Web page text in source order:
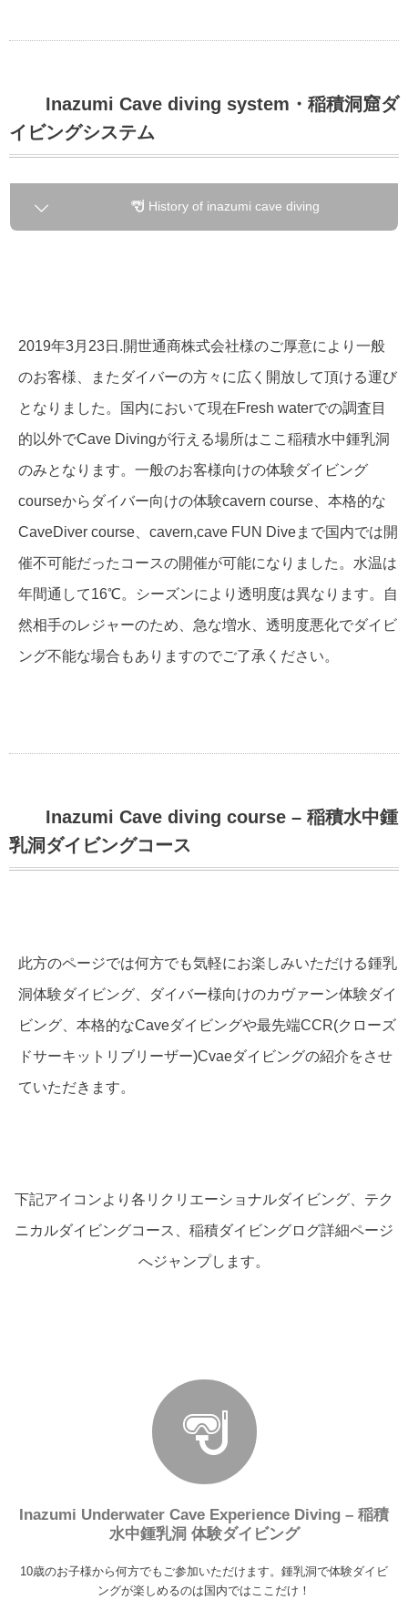
Inazumi Cave diving system・稲積洞窟ダ
イビングシステム
History of inazumi cave diving
2019年3月23日.開世通商株式会社様のご厚意により一般
のお客様、またダイバーの方々に広く開放して頂ける運び
となりました。国内において現在Fresh waterでの調査目
的以外でCave Divingが行える場所はここ稲積水中鍾乳洞
のみとなります。一般のお客様向けの体験ダイビング
courseからダイバー向けの体験cavern course、本格的な
CaveDiver course、cavern,cave FUN Diveまで国内では開
催不可能だったコースの開催が可能になりました。水温は
年間通して16℃。シーズンにより透明度は異なります。自
然相手のレジャーのため、急な増水、透明度悪化でダイビ
ング不能な場合もありますのでご了承ください。
Inazumi Cave diving course – 稲積水中鍾
乳洞ダイビングコース
此方のページでは何方でも気軽にお楽しみいただける鍾乳
洞体験ダイビング、ダイバー様向けのカヴァーン体験ダイ
ビング、本格的なCaveダイビングや最先端CCR(クローズ
ドサーキットリブリーザー)Cvaeダイビングの紹介をさせ
ていただきます。
下記アイコンより各リクリエーショナルダイビング、テク
ニカルダイビングコース、稲積ダイビングログ詳細ページ
へジャンプします。
Inazumi Underwater Cave Experience Diving – 稲積
水中鍾乳洞 体験ダイビング
10歳のお子様から何方でもご参加いただけます。鍾乳洞で体験ダイビ
ングが楽しめるのは国内ではここだけ！